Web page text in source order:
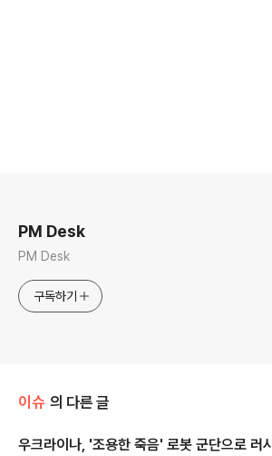
PM Desk
PM Desk
구독하기
이슈 의 다른 글
우크라이나, '조용한 죽음' 로봇 군단으로 러시